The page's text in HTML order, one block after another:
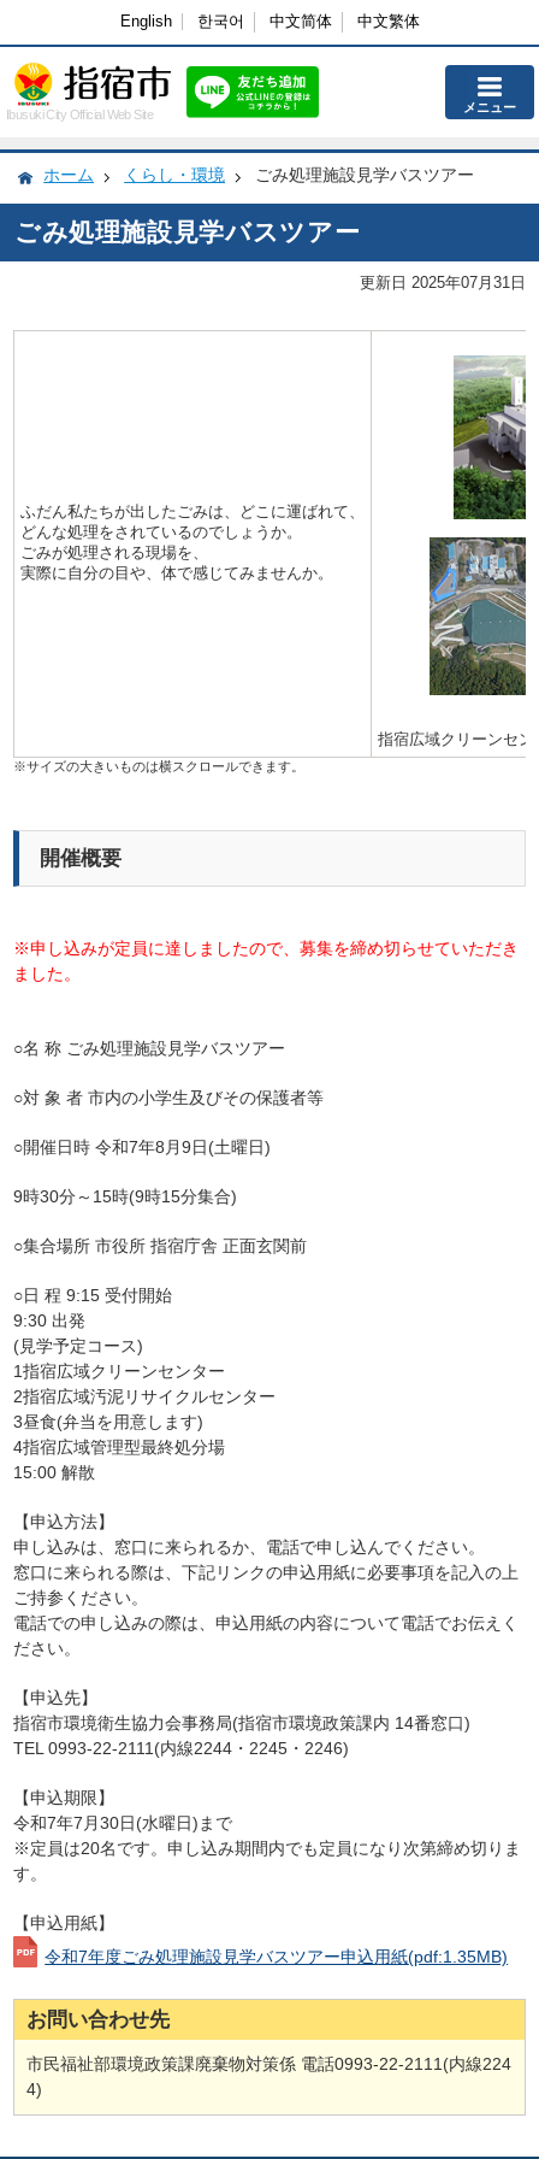
English 한국어 中文简体 中文繁体
Ibusuki City Official Web Site メニュー
ホーム くらし・環境 ごみ処理施設見学バスツアー
ごみ処理施設見学バスツアー
更新日 2025年07月31日
ふだん私たちが出したごみは、どこに運ばれて、
どんな処理をされているのでしょうか。
ごみが処理される現場を、
実際に自分の目や、体で感じてみませんか。
指宿広域クリーンセ
開催概要
※申し込みが定員に達しましたので、募集を締め切らせていただき
ました。
○名 称 ごみ処理施設見学バスツアー
○対 象 者 市内の小学生及びその保護者等
○開催日時 令和7年8月9日(土曜日)
9時30分～15時(9時15分集合)
○集合場所 市役所 指宿庁舎 正面玄関前
○日 程 9:15 受付開始
9:30 出発
(見学予定コース)
1指宿広域クリーンセンター
2指宿広域汚泥リサイクルセンター
3昼食(弁当を用意します)
4指宿広域管理型最終処分場
15:00 解散
【申込方法】
申し込みは、窓口に来られるか、電話で申し込んでください。
窓口に来られる際は、下記リンクの申込用紙に必要事項を記入の上
ご持参ください。
電話での申し込みの際は、申込用紙の内容について電話でお伝えく
ださい。
【申込先】
指宿市環境衛生協力会事務局(指宿市環境政策課内 14番窓口)
TEL 0993-22-2111(内線2244・2245・2246)
【申込期限】
令和7年7月30日(水曜日)まで
※定員は20名です。申し込み期間内でも定員になり次第締め切りま
す。
【申込用紙】
令和7年度ごみ処理施設見学バスツアー申込用紙(pdf:1.35MB)
お問い合わせ先
市民福祉部環境政策課廃棄物対策係 電話0993-22-2111(内線224
4)